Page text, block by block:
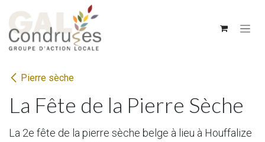
Pierre sèche
La Fête de la Pierre Sèche
La 2e fête de la pierre sèche belge à lieu à Houffalize